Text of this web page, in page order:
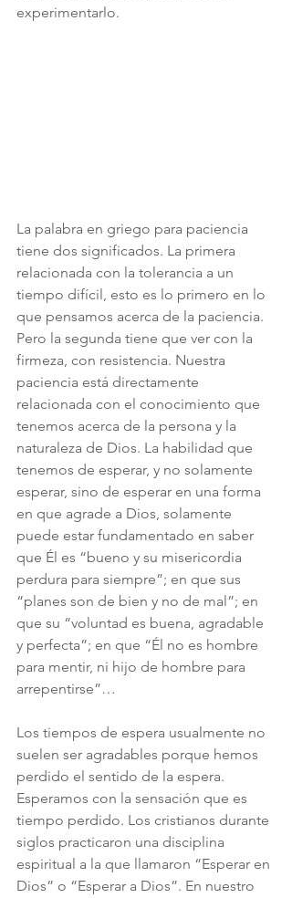
experimentarlo.
La palabra en griego para paciencia
tiene dos significados. La primera
relacionada con la tolerancia a un
tiempo difícil, esto es lo primero en lo
que pensamos acerca de la paciencia.
Pero la segunda tiene que ver con la
firmeza, con resistencia. Nuestra
paciencia está directamente
relacionada con el conocimiento que
tenemos acerca de la persona y la
naturaleza de Dios. La habilidad que
tenemos de esperar, y no solamente
esperar, sino de esperar en una forma
en que agrade a Dios, solamente
puede estar fundamentado en saber
que Él es “bueno y su misericordia
perdura para siempre”; en que sus
“planes son de bien y no de mal”; en
que su “voluntad es buena, agradable
y perfecta”; en que “Él no es hombre
para mentir, ni hijo de hombre para
arrepentirse”…
Los tiempos de espera usualmente no
suelen ser agradables porque hemos
perdido el sentido de la espera.
Esperamos con la sensación que es
tiempo perdido. Los cristianos durante
siglos practicaron una disciplina
espiritual a la que llamaron “Esperar en
Dios” o “Esperar a Dios”. En nuestro